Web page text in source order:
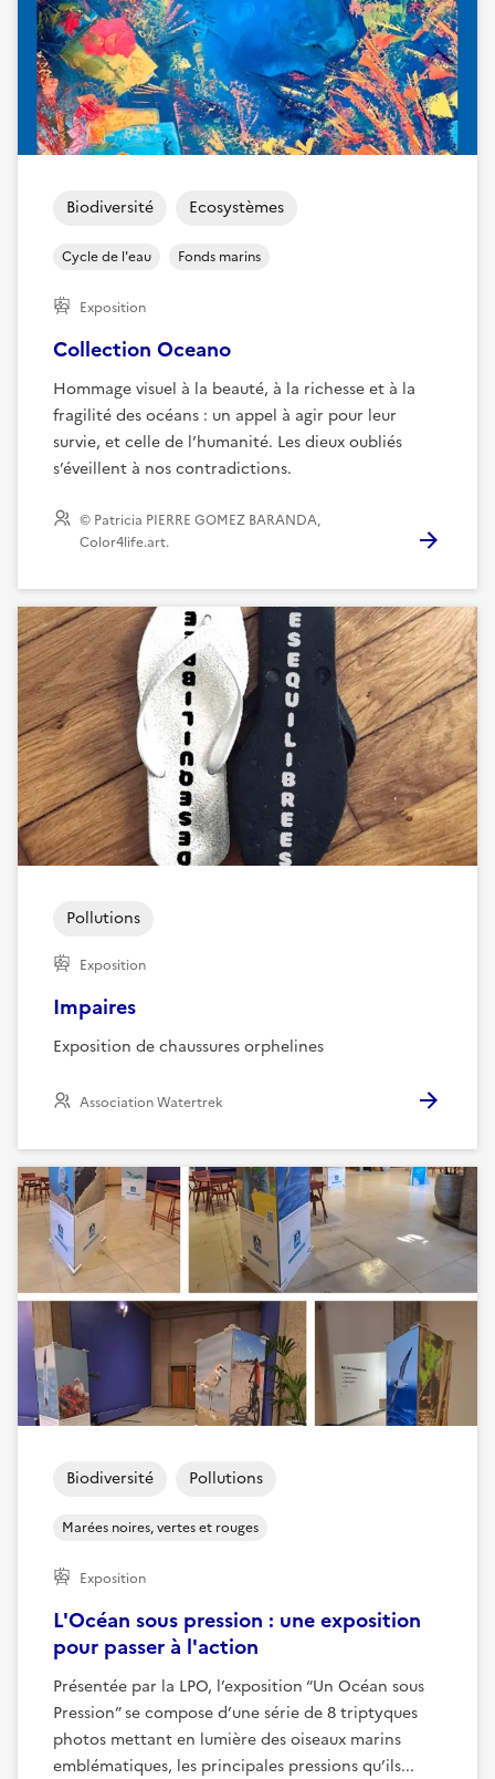
Collection Oceano
Hommage visuel à la beauté, à la richesse et à la
fragilité des océans : un appel à agir pour leur
survie, et celle de l’humanité. Les dieux oubliés
s’éveillent à nos contradictions.
Biodiversité Ecosystèmes
Cycle de l'eau Fonds marins
Exposition
© Patricia PIERRE GOMEZ BARANDA,
Color4life.art.
Impaires
Exposition de chaussures orphelines
Pollutions
Exposition
Association Watertrek
L'Océan sous pression : une exposition
pour passer à l'action
Présentée par la LPO, l’exposition “Un Océan sous
Pression” se compose d’une série de 8 triptyques
photos mettant en lumière des oiseaux marins
emblématiques, les principales pressions qu’ils...
Biodiversité Pollutions
Marées noires, vertes et rouges
Exposition